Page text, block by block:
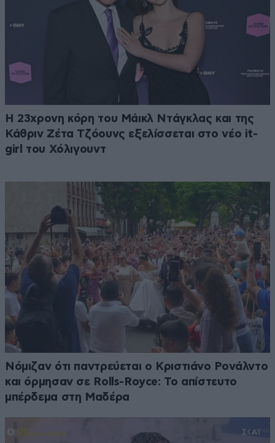
Η 23χρονη κόρη τoυ Μάικλ Ντάγκλας και της
Κάθριν Ζέτα Τζόουνς εξελίσσεται στο νέο it-
girl του Χόλιγουντ
Νόμιζαν ότι παντρεύεται ο Κριστιάνο Ρονάλντο
και όρμησαν σε Rolls-Royce: Το απίστευτο
μπέρδεμα στη Μαδέρα